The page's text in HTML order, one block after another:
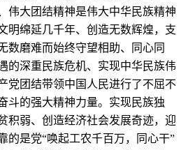
伟大团结精神是伟大中华民族精神
明绵延几千年、创造无数辉煌，支
数磨难而始终守望相助、同心同
的深重民族危机、实现中华民族伟
党团结带领中国人民进行了不屈不
斗的强大精神力量。实现民族独
积弱、创造经济社会发展奇迹，迎
的是党“唤起工农千百万，同心干”